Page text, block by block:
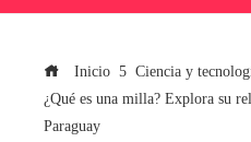
Inicio
Ciencia y
¿Qué es una milla? Explora su
Paraguay